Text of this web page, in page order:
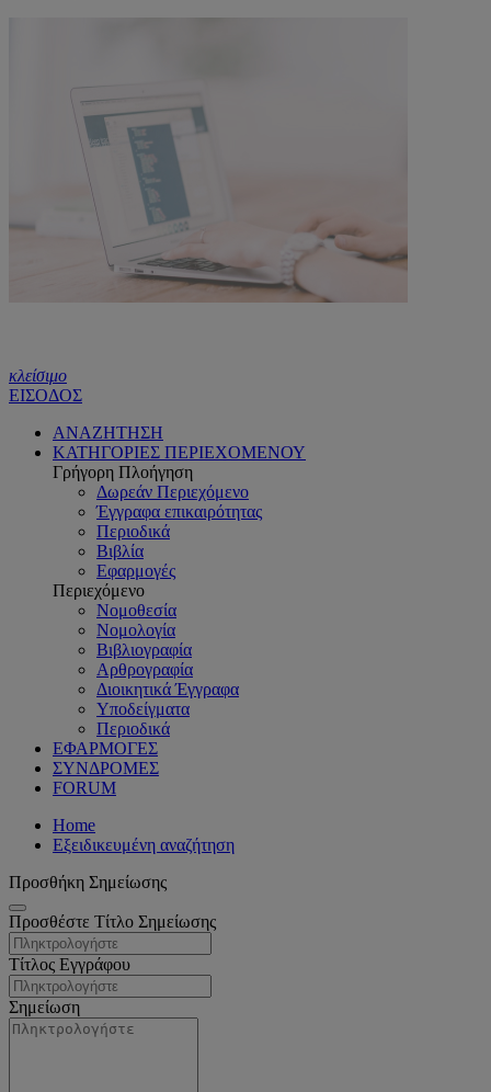
κλείσιμο
ΕΙΣΟΔΟΣ
ΑΝΑΖΗΤΗΣΗ
ΚΑΤΗΓΟΡΙΕΣ ΠΕΡΙΕΧΟΜΕΝΟΥ
Γρήγορη Πλοήγηση
Δωρεάν Περιεχόμενο
Έγγραφα επικαιρότητας
Περιοδικά
Βιβλία
Εφαρμογές
Περιεχόμενο
Νομοθεσία
Νομολογία
Βιβλιογραφία
Αρθρογραφία
Διοικητικά Έγγραφα
Υποδείγματα
Περιοδικά
ΕΦΑΡΜΟΓΕΣ
ΣΥΝΔΡΟΜΕΣ
FORUM
Home
Εξειδικευμένη αναζήτηση
Προσθήκη Σημείωσης
Προσθέστε Τίτλο Σημείωσης
Τίτλος Εγγράφου
Σημείωση